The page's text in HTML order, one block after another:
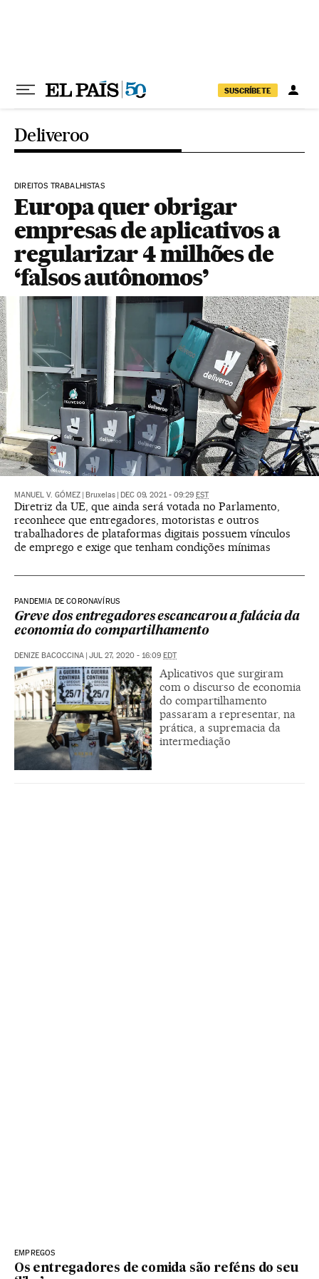
SUSCRÍBETE
Deliveroo
DIREITOS TRABALHISTAS
Europa quer obrigar
empresas de aplicativos a
regularizar 4 milhões de
‘falsos autônomos’
MANUEL V. GÓMEZ Bruxelas DEC 09, 2021 - 09:29 EST
Diretriz da UE, que ainda será votada no Parlamento,
reconhece que entregadores, motoristas e outros
trabalhadores de plataformas digitais possuem vínculos
de emprego e exige que tenham condições mínimas
PANDEMIA DE CORONAVÍRUS
Greve dos entregadores escancarou a falácia da
economia do compartilhamento
DENIZE BACOCCINA JUL 27, 2020 - 16:09 EDT
Aplicativos que surgiram
com o discurso de economia
do compartilhamento
passaram a representar, na
prática, a supremacia da
intermediação
EMPREGOS
Os entregadores de comida são reféns do seu